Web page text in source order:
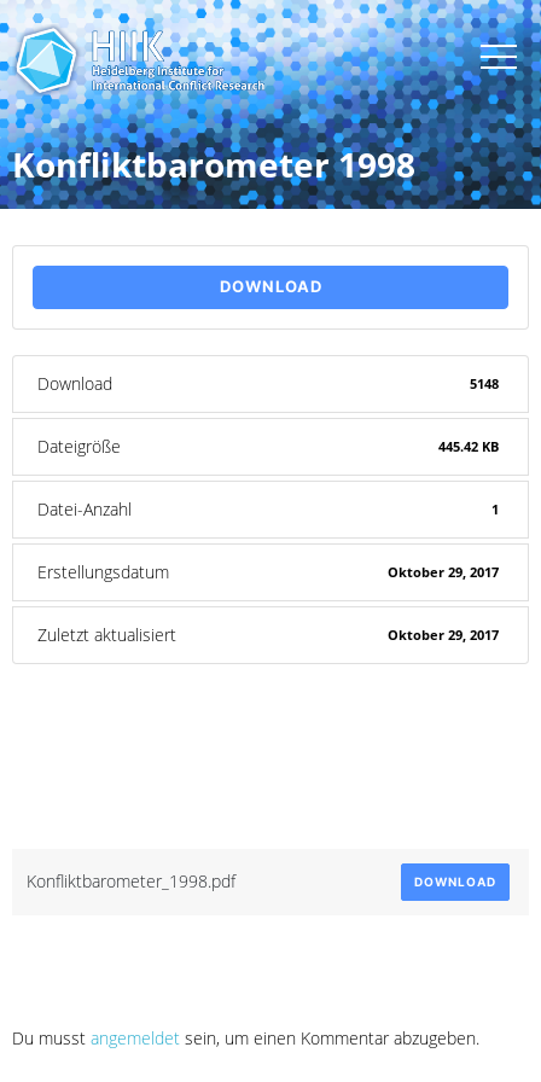
Konfliktbarometer 1998
DOWNLOAD
Download 5148
Dateigröße 445.42 KB
Datei-Anzahl 1
Erstellungsdatum Oktober 29, 2017
Zuletzt aktualisiert Oktober 29, 2017
Konfliktbarometer_1998.pdf DOWNLOAD
Du musst angemeldet sein, um einen Kommentar abzugeben.